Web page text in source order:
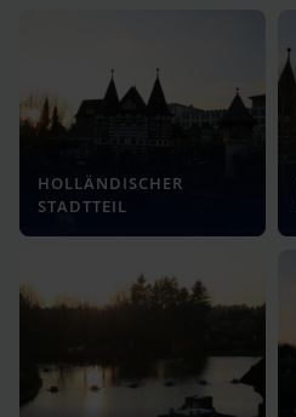
HOLLÄNDISCHER
STADTTEIL